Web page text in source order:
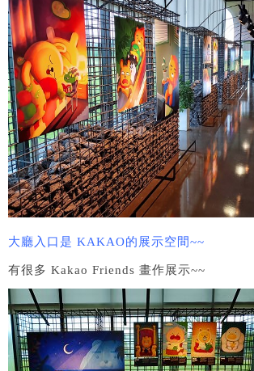
大廳入口是 KAKAO的展示空間~~
有很多 Kakao Friends 畫作展示~~